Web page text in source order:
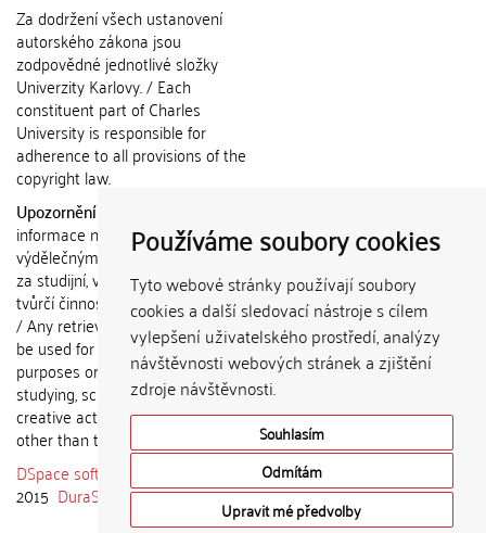
Používáme soubory cookies
Tyto webové stránky používají soubory
cookies a další sledovací nástroje s cílem
vylepšení uživatelského prostředí, analýzy
návštěvnosti webových stránek a zjištění
zdroje návštěvnosti.
Souhlasím
Odmítám
Upravit mé předvolby
Za dodržení všech ustanovení
autorského zákona jsou
zodpovědné jednotlivé složky
Univerzity Karlovy. / Each
constituent part of Charles
University is responsible for
adherence to all provisions of the
copyright law.
Upozornění / Notice:
informace nemohou být použity k
výdělečným účelům nebo vydávány
za studijní, vědeckou nebo jinou
tvůrčí činnost jiné osoby než autora.
/ Any retrieved information shall not
be used for any commercial
purposes or claimed as results of
studying, scientific or any other
creative activities of any person
other than the author.
DSpace software
copyright © 2002-
2015 DuraSpace